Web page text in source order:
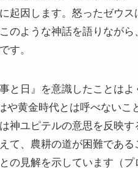
起因します。怒ったゼウス
のような神話を語りながら
す。
と日』を意識したことはよ
や黄金時代とは呼べないこ
神ユピテルの意思を反映す
、農耕の道が困難である
の見解を示しています（